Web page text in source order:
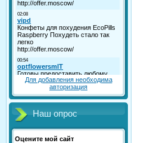
Для добавления необходима
авторизация
Наш опрос
Оцените мой сайт